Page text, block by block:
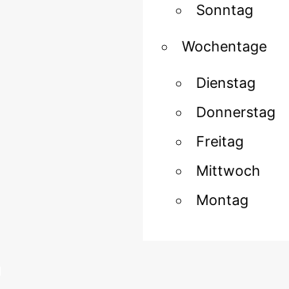
Sonntag
Wochentage
Dienstag
Donnerstag
Freitag
Mittwoch
Montag